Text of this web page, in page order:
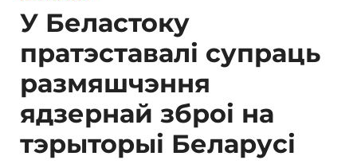
У Беластоку
пратэставалі супраць
размяшчэння
ядзернай зброі на
тэрыторыі Беларусі